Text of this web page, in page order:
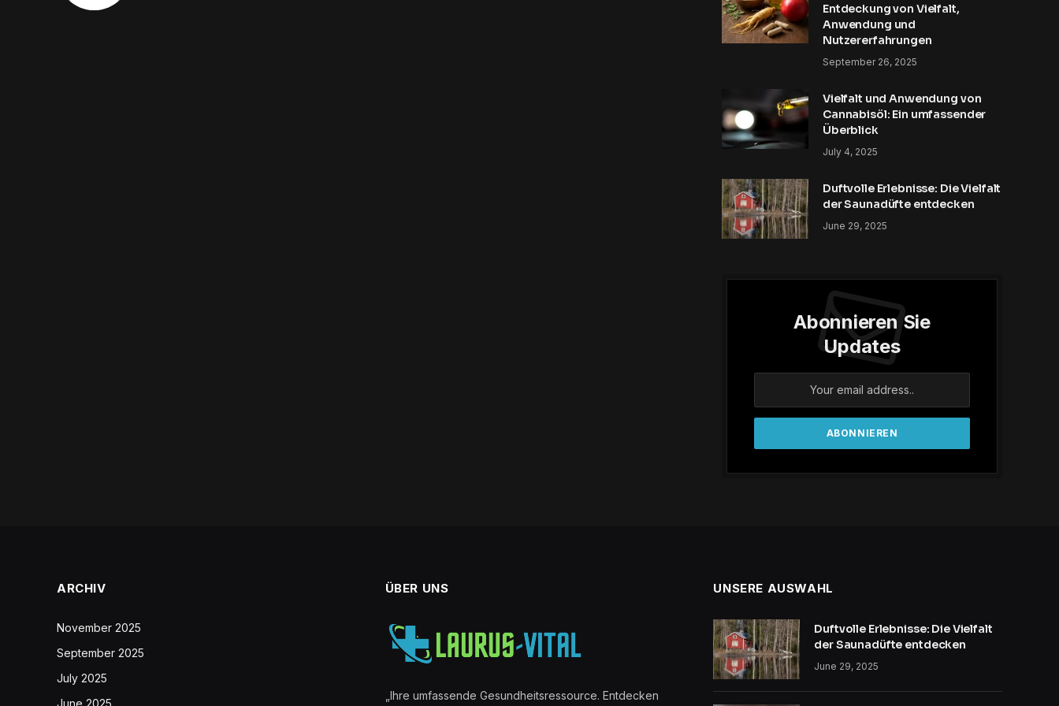
Entdeckung von Vielfalt,
Anwendung und
Nutzererfahrungen
September 26, 2025
Vielfalt und Anwendung von
Cannabisöl: Ein umfassender
Überblick
July 4, 2025
Duftvolle Erlebnisse: Die Vielfalt
der Saunadüfte entdecken
June 29, 2025
Abonnieren Sie
Updates
ARCHIV
November 2025
September 2025
July 2025
June 2025
ÜBER UNS
„Ihre umfassende Gesundheitsressource. Entdecken
UNSERE AUSWAHL
Duftvolle Erlebnisse: Die Vielfalt
der Saunadüfte entdecken
June 29, 2025